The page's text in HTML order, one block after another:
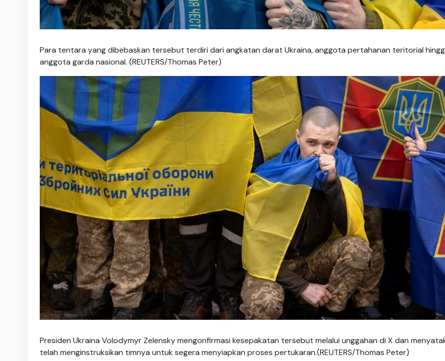
Para tentara yang dibebaskan tersebut terdiri dari angkatan darat Ukraina, anggota pertahanan teritorial
anggota garda nasional. (REUTERS/Thomas Peter)
Presiden Ukraina Volodymyr Zelensky mengonfirmasi kesepakatan tersebut melalui unggahan di X dan
telah menginstruksikan timnya untuk segera menyiapkan proses pertukaran.(REUTERS/Thomas Peter)